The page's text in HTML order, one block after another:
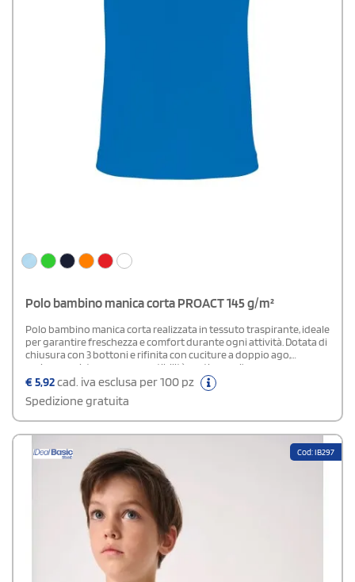
Polo bambino manica corta PROACT 145 g/m²
Polo bambino manica corta realizzata in tessuto traspirante, ideale
per garantire freschezza e comfort durante ogni attività. Dotata di
chiusura con 3 bottoni e rifinita con cuciture a doppio ago,
assicura resistenza e una vestibilità pratica per l’uso
quotidiano.Composizione: 50% poliestere COOL PLUS ® / 50%
€5,92cad. iva esclusa per 100 pz
Spedizione gratuita
Cod: IB297